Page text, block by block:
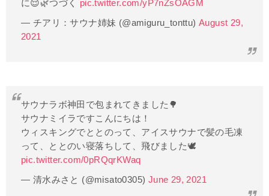
に😌🌿つづく pic.twitter.com/yP7nZsOAGM
— チアリ：サウナ姉妹 (@amiguru_tonttu) August 29,
2021
サウナラボ神田で包まれてきました🌳
サウナミイラですこんにちは！
ウィスキングでととのって、アイスサウナで髪の毛凍
って、ととのい寝落ちして、飛びました🕊
pic.twitter.com/0pRQqrKWaq
— 清水みさと (@misato0305) June 29, 2021